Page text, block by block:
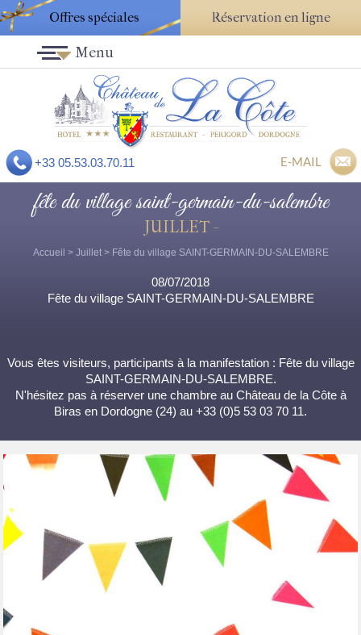
Offres spéciales Réservation en ligne
+33 05.53.03.70.11 E-MAIL
Menu
fête du village saint-germain-du-salembre
JUILLET -
Accueil > Juillet> Fête du village SAINT-GERMAIN-DU-SALEMBRE
08/07/2018
Fête du village SAINT-GERMAIN-DU-SALEMBRE
Vous êtes visiteurs, participants à la manifestation : Fête du village
SAINT-GERMAIN-DU-SALEMBRE.
N'hésitez pas à réserver une chambre au Château de la Côte à
Biras en Dordogne (24) au +33 (0)5 53 03 70 11.